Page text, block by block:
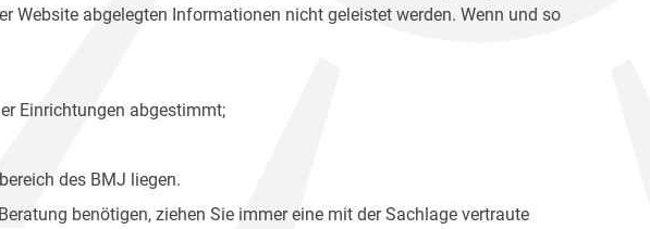
Website abgelegten Informationen nicht geleistet werden. Wenn und so
Einrichtungen abgestimmt;
des BMJ liegen.
benötigen, ziehen Sie immer eine mit der Sachlage vertraute